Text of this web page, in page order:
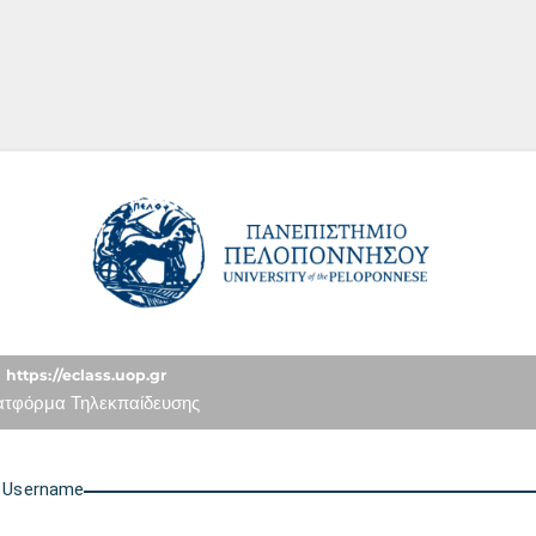
https://eclass.uop.gr
Τηλεκπαίδευσης
Username